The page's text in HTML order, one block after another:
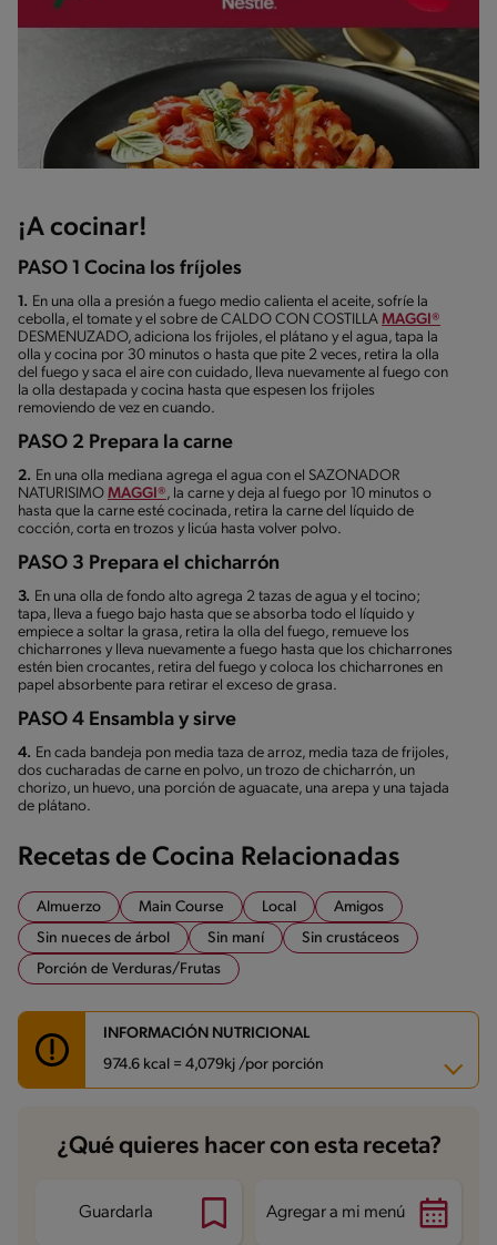
¡A cocinar!
PASO 1 Cocina los fríjoles
1. En una olla a presión a fuego medio calienta el aceite, sofríe la
cebolla, el tomate y el sobre de CALDO CON COSTILLA MAGGI®
DESMENUZADO, adiciona los frijoles, el plátano y el agua, tapa la
olla y cocina por 30 minutos o hasta que pite 2 veces, retira la olla
del fuego y saca el aire con cuidado, lleva nuevamente al fuego con
la olla destapada y cocina hasta que espesen los frijoles
removiendo de vez en cuando.
PASO 2 Prepara la carne
2. En una olla mediana agrega el agua con el SAZONADOR
NATURISIMO MAGGI®, la carne y deja al fuego por 10 minutos o
hasta que la carne esté cocinada, retira la carne del líquido de
cocción, corta en trozos y licúa hasta volver polvo.
PASO 3 Prepara el chicharrón
3. En una olla de fondo alto agrega 2 tazas de agua y el tocino;
tapa, lleva a fuego bajo hasta que se absorba todo el líquido y
empiece a soltar la grasa, retira la olla del fuego, remueve los
chicharrones y lleva nuevamente a fuego hasta que los chicharrones
estén bien crocantes, retira del fuego y coloca los chicharrones en
papel absorbente para retirar el exceso de grasa.
PASO 4 Ensambla y sirve
4. En cada bandeja pon media taza de arroz, media taza de frijoles,
dos cucharadas de carne en polvo, un trozo de chicharrón, un
chorizo, un huevo, una porción de aguacate, una arepa y una tajada
de plátano.
Recetas de Cocina Relacionadas
Almuerzo Main Course Local
Amigos
Sin nueces de árbol
Sin maní
Sin crustáceos
Porción de Verduras/Frutas
INFORMACIÓN NUTRICIONAL
974.6 kcal = 4,079kj /por porción
Carbohidratos 100.8 g
Energía 974.6 kcal
Proteína
Grasas saturadas 12.5 g
¿Qué quieres hacer con esta receta?
Guardarla Agregar a mi menú